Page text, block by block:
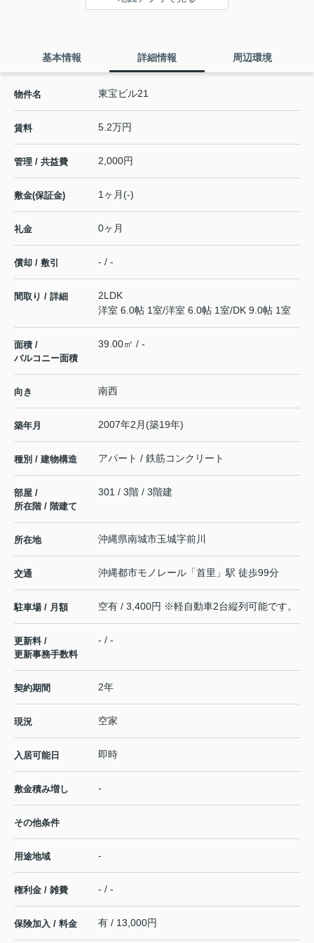
基本情報 詳細情報 周辺環境
物件名 東宝ビル21
賃料 5.2万円
管理 / 共益費 2,000円
敷金(保証金) 1ヶ月(-)
礼金 0ヶ月
償却 / 敷引 - / -
間取り / 詳細
2LDK
洋室 6.0帖 1室/洋室 6.0帖 1室/DK 9.0帖 1室
面積 /
バルコニー面積
39.00㎡ / -
向き 南西
築年月 2007年2月(築19年)
種別 / 建物構造 アパート / 鉄筋コンクリート
部屋 /
所在階 / 階建て
301 / 3階 / 3階建
所在地 沖縄県南城市玉城字前川
交通 沖縄都市モノレール 「首里 」駅 徒歩99分
駐車場 / 月額 空有 / 3,400円 ※軽自動車2台縦列可能です。
更新料 /
更新事務手数料
- / -
契約期間 2年
現況 空家
入居可能日 即時
敷金積み増し -
その他条件
用途地域 -
権利金 / 雑費 - / -
保険加入 / 料金 有 / 13,000円